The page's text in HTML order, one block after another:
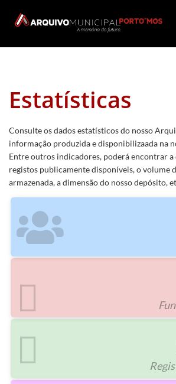
Estatísticas
Consulte os dados estatísticos do nosso
informação produzida e disponibilizaada na
Entre outros indicadores, poderá encontrar a
registos publicamente disponíveis, o volume
armazenada, a dimensão do nosso depósito,